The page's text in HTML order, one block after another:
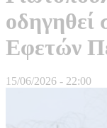
οδηγηθεί
Εφετών
15/06/2026 - 22:00